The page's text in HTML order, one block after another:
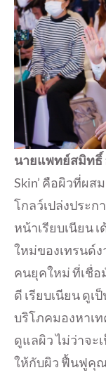
นายแพทย์สมิทธิ์
Skin’ คือผิวที่ผส
โกลว์เปล่งประก
หน้าเรียบเนียน
ใหม่ของเทรนด์
คนยุคใหม่ ที่เชื่อ
ดี เรียบเนียน ดูเ
บริโภคมองหาเ
ดูแลผิว ไม่ว่าจ
ให้กับผิว ฟื้นฟูคุ